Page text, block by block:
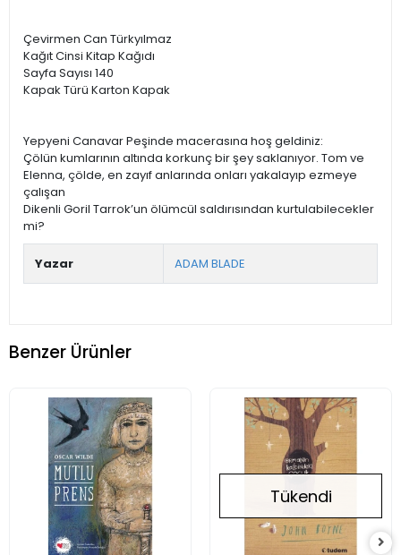
Çevirmen Can Türkyılmaz
Kağıt Cinsi Kitap Kağıdı
Sayfa Sayısı 140
Kapak Türü Karton Kapak
Yepyeni Canavar Peşinde macerasına hoş geldiniz:
Çölün kumlarının altında korkunç bir şey saklanıyor. Tom ve
Elenna, çölde, en zayıf anlarında onları yakalayıp ezmeye
çalışan
Dikenli Goril Tarrok’un ölümcül saldırısından kurtulabilecekler
mi?
Yazar ADAM BLADE
Benzer Ürünler
Tükendi